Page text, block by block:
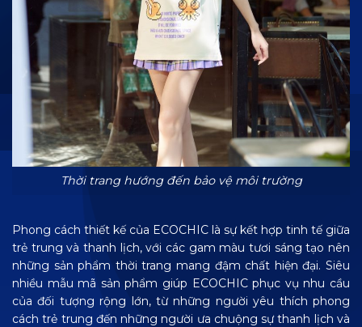
Thời trang hướng đến bảo vệ môi trường
Phong cách thiết kế của ECOCHIC là sự kết hợp tinh tế giữa
trẻ trung và thanh lịch, với các gam màu tươi sáng tạo nên
những sản phẩm thời trang mang đậm chất hiện đại. Siêu
nhiều mẫu mã sản phẩm giúp ECOCHIC phục vụ nhu cầu
của đối tượng rộng lớn, từ những người yêu thích phong
cách trẻ trung đến những người ưa chuộng sự thanh lịch và